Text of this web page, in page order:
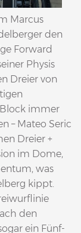
Marcus
den
Forward
Physis
Dreier von
immer
– Mateo Seric
Dreier +
im Dome,
was
kippt.
den
ein Fünf-